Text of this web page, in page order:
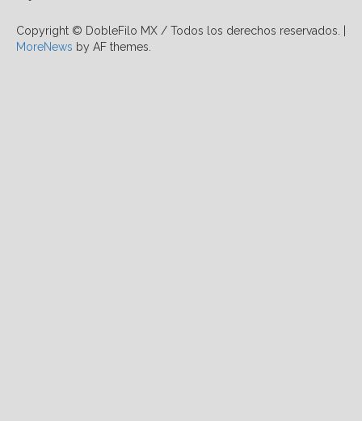
Copyright © DobleFilo MX / Todos los derechos reservados.
MoreNews by AF themes.